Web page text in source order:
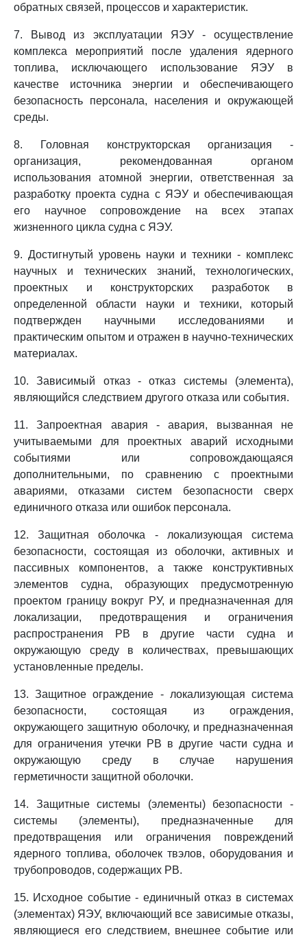
обратных связей, процессов и характеристик.
7. Вывод из эксплуатации ЯЭУ - осуществление
комплекса мероприятий после удаления ядерного
топлива, исключающего использование ЯЭУ в
качестве источника энергии и обеспечивающего
безопасность персонала, населения и окружающей
среды.
8. Головная конструкторская организация -
организация, рекомендованная органом
использования атомной энергии, ответственная за
разработку проекта судна с ЯЭУ и обеспечивающая
его научное сопровождение на всех этапах
жизненного цикла судна с ЯЭУ.
9. Достигнутый уровень науки и техники - комплекс
научных и технических знаний, технологических,
проектных и конструкторских разработок в
определенной области науки и техники, который
подтвержден научными исследованиями и
практическим опытом и отражен в научно-технических
материалах.
10. Зависимый отказ - отказ системы (элемента),
являющийся следствием другого отказа или события.
11. Запроектная авария - авария, вызванная не
учитываемыми для проектных аварий исходными
событиями или сопровождающаяся
дополнительными, по сравнению с проектными
авариями, отказами систем безопасности сверх
единичного отказа или ошибок персонала.
12. Защитная оболочка - локализующая система
безопасности, состоящая из оболочки, активных и
пассивных компонентов, а также конструктивных
элементов судна, образующих предусмотренную
проектом границу вокруг РУ, и предназначенная для
локализации, предотвращения и ограничения
распространения РВ в другие части судна и
окружающую среду в количествах, превышающих
установленные пределы.
13. Защитное ограждение - локализующая система
безопасности, состоящая из ограждения,
окружающего защитную оболочку, и предназначенная
для ограничения утечки РВ в другие части судна и
окружающую среду в случае нарушения
герметичности защитной оболочки.
14. Защитные системы (элементы) безопасности -
системы (элементы), предназначенные для
предотвращения или ограничения повреждений
ядерного топлива, оболочек твэлов, оборудования и
трубопроводов, содержащих РВ.
15. Исходное событие - единичный отказ в системах
(элементах) ЯЭУ, включающий все зависимые отказы,
являющиеся его следствием, внешнее событие или